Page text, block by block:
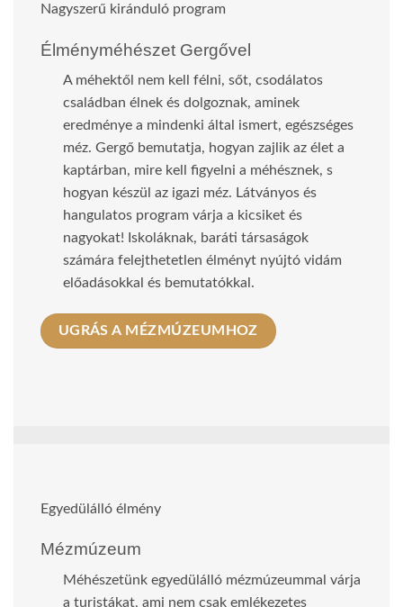
Nagyszerű kiránduló program
Élményméhészet Gergővel
A méhektől nem kell félni, sőt, csodálatos
családban élnek és dolgoznak, aminek
eredménye a mindenki által ismert, egészséges
méz. Gergő bemutatja, hogyan zajlik az élet a
kaptárban, mire kell figyelni a méhésznek, s
hogyan készül az igazi méz. Látványos és
hangulatos program várja a kicsiket és
nagyokat! Iskoláknak, baráti társaságok
számára felejthetetlen élményt nyújtó vidám
előadásokkal és bemutatókkal.
UGRÁS A MÉZMÚZEUMHOZ
Egyedülálló élmény
Mézmúzeum
Méhészetünk egyedülálló mézmúzeummal várja
a turistákat, ami nem csak emlékezetes